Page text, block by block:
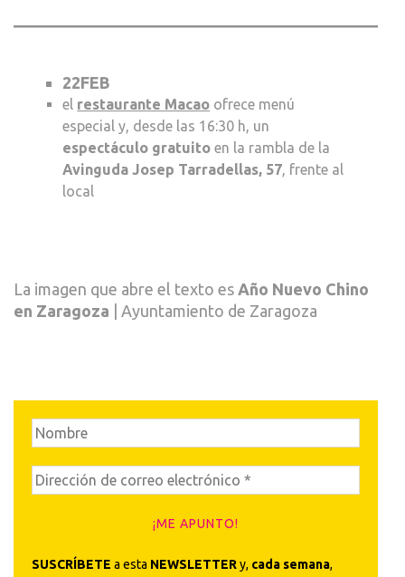
22FEB
el restaurante Macao ofrece menú
especial y, desde las 16:30 h, un
espectáculo gratuito en la rambla de la
Avinguda Josep Tarradellas, 57, frente al
local
La imagen que abre el texto es Año Nuevo Chino
en Zaragoza | Ayuntamiento de Zaragoza
SUSCRÍBETE a esta NEWSLETTER y, cada semana,